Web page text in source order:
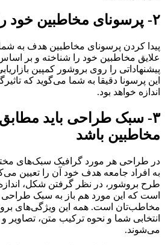
۲- پرسونای مخاطبین خود را مشخص کنید
پیدا کردن پرسونای مخاطبین هدف به
علایق مخاطبین خود را شناخته و بر اساس
پیشنهاداتی را روی بروشور کمپین
این پرسونا دقیقا به شما می‌گوید که
اندازه خواهد بود.
۳- سبک‌ طراحی باید مطابق
مخاطبین باشد
در طراحی هر مورد گرافیک سبک‌های
به افراد جامعه هدف خود آن را تعیین
طرح بروشور، در نظر گرفتن شکل،
است که این مورد هم باز به سبک
مخاطب‌تان است. همه این ویژگی‌های
انتخابی شما و نحوه ترکیب متن، تصاویر
می‌شوند.